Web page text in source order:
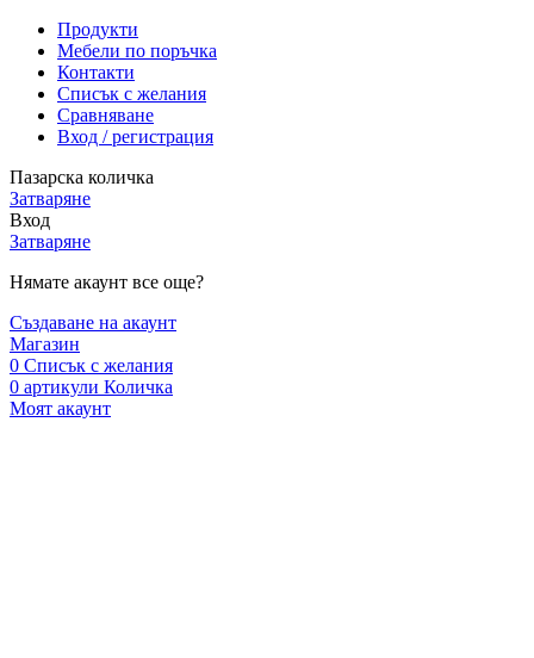
Продукти
Мебели по поръчка
Контакти
Списък с желания
Сравняване
Вход / регистрация
Пазарска количка
Затваряне
Вход
Затваряне
Нямате акаунт все още?
Създаване на акаунт
Магазин
0 Списък с желания
0 артикули Количка
Моят акаунт